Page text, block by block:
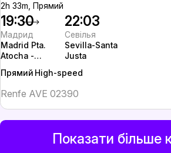
2h 33m, Прямий
19:30
Мадрид
Madrid Pta.
Atocha -
Grandes
22:03
Севілья
Sevilla-Santa
Justa
Прямий High-speed
Renfe AVE 02390
Показати більше